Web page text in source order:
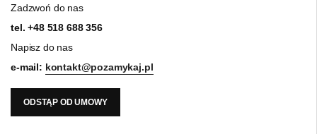
Zadzwoń do nas
tel.+48 518 688 356
Napisz do nas
e-mail: kontakt@pozamykaj.pl
ODSTĄP OD UMOWY